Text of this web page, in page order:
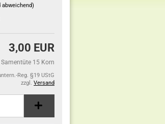
abweichend)
3,00 EUR
Samentüte 15 Korn
Reg. §19 UStG
zzgl. Versand